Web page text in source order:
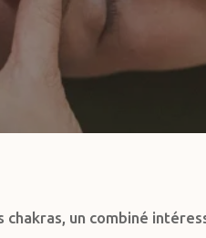
chakras, un combiné